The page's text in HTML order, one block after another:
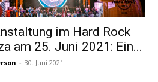
Touristiknews
im Hard Rock
am 25. Juni 2021: Ein...
- 30. Juni 2021